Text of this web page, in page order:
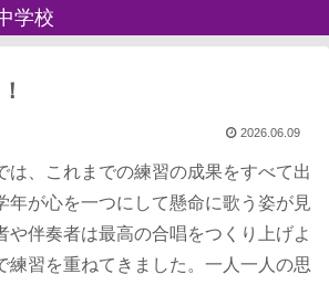
学校
2026.06.09
は、これまでの練習の成果をすべて出
年が心を一つにして懸命に歌う姿が見
や伴奏者は最高の合唱をつくり上げよ
練習を重ねてきました。一人一人の思